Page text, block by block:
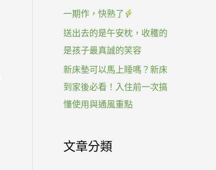
一期作，快熟了
送出去的是午安枕，收穫的
是孩子最真誠的笑容
新床墊可以馬上睡嗎？新床
到家後必看！入住前一次搞
懂使用與通風重點
文章分類